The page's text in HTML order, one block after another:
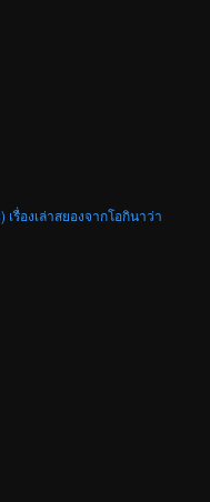
เรื่องเล่าสยองจากโอกินาว่า